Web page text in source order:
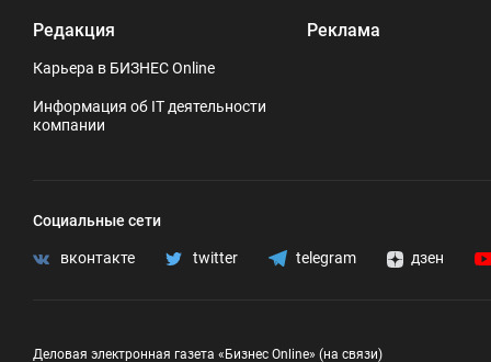
Редакция
Карьера в БИЗНЕС Online
Информация об IT деятельности
компании
Реклама
Социальные сети
вконтакте twitter telegram дзен
Деловая электронная газета «Бизнес Online» (на связи)